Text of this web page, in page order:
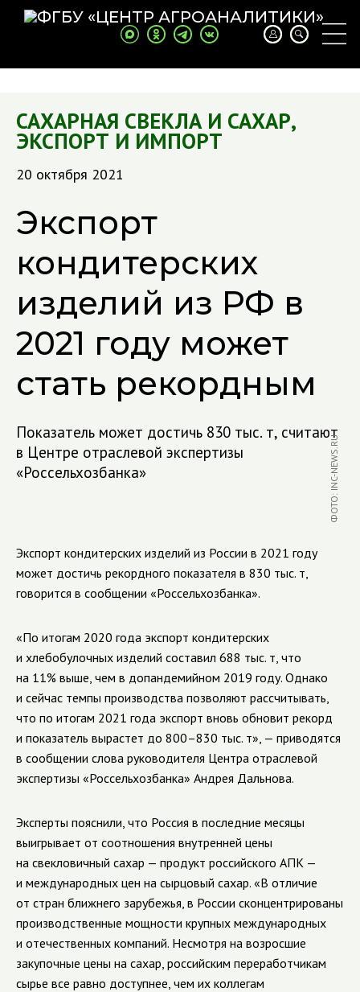
САХАРНАЯ СВЕКЛА И САХАР,
ЭКСПОРТ И ИМПОРТ
20 октября 2021
Экспорт
кондитерских
изделий из РФ в
2021 году может
стать рекордным
Показатель может достичь 830 тыс. т, считают
в Центре отраслевой экспертизы
«Россельхозбанка»
ФОТО: INC-NEWS.RU
Экспорт кондитерских изделий из России в 2021 году
может достичь рекордного показателя в 830 тыс. т,
говорится в сообщении «Россельхозбанка».
«По итогам 2020 года экспорт кондитерских
и хлебобулочных изделий составил 688 тыс. т, что
на 11% выше, чем в допандемийном 2019 году. Однако
и сейчас темпы производства позволяют рассчитывать,
что по итогам 2021 года экспорт вновь обновит рекорд
и показатель вырастет до 800–830 тыс. т», — приводятся
в сообщении слова руководителя Центра отраслевой
экспертизы «Россельхозбанка» Андрея Дальнова.
Эксперты пояснили, что Россия в последние месяцы
выигрывает от соотношения внутренней цены
на свекловичный сахар — продукт российского АПК —
и международных цен на сырцовый сахар. «В отличие
от стран ближнего зарубежья, в России сконцентрированы
производственные мощности крупных международных
и отечественных компаний. Несмотря на возросшие
закупочные цены на сахар, российским переработчикам
сырье все равно доступнее, чем их коллегам